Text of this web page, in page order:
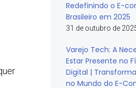
Redefinindo o E-
Brasileiro em 2025
31 de outubro de
Varejo Tech: A
Estar Presente no
Digital |
no Mundo do E-